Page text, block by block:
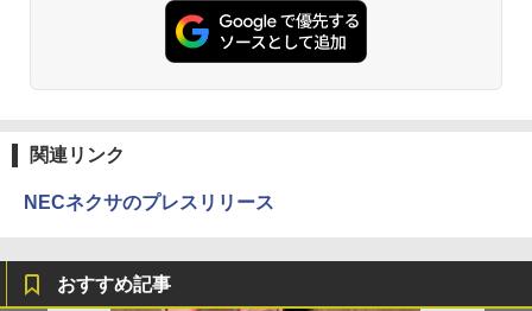
関連リンク
NECネクサのプレスリリース
おすすめ記事